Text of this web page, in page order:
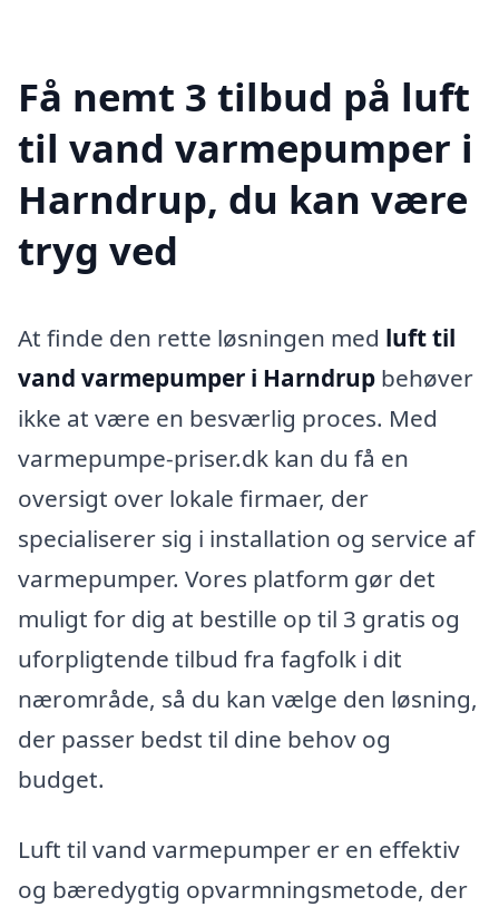
Få nemt 3 tilbud på luft
til vand varmepumper i
Harndrup, du kan være
tryg ved
At finde den rette løsningen med luft til
vand varmepumper i Harndrup behøver
ikke at være en besværlig proces. Med
varmepumpe-priser.dk kan du få en
oversigt over lokale firmaer, der
specialiserer sig i installation og service af
varmepumper. Vores platform gør det
muligt for dig at bestille op til 3 gratis og
uforpligtende tilbud fra fagfolk i dit
nærområde, så du kan vælge den løsning,
der passer bedst til dine behov og
budget.
Luft til vand varmepumper er en effektiv
og bæredygtig opvarmningsmetode, der